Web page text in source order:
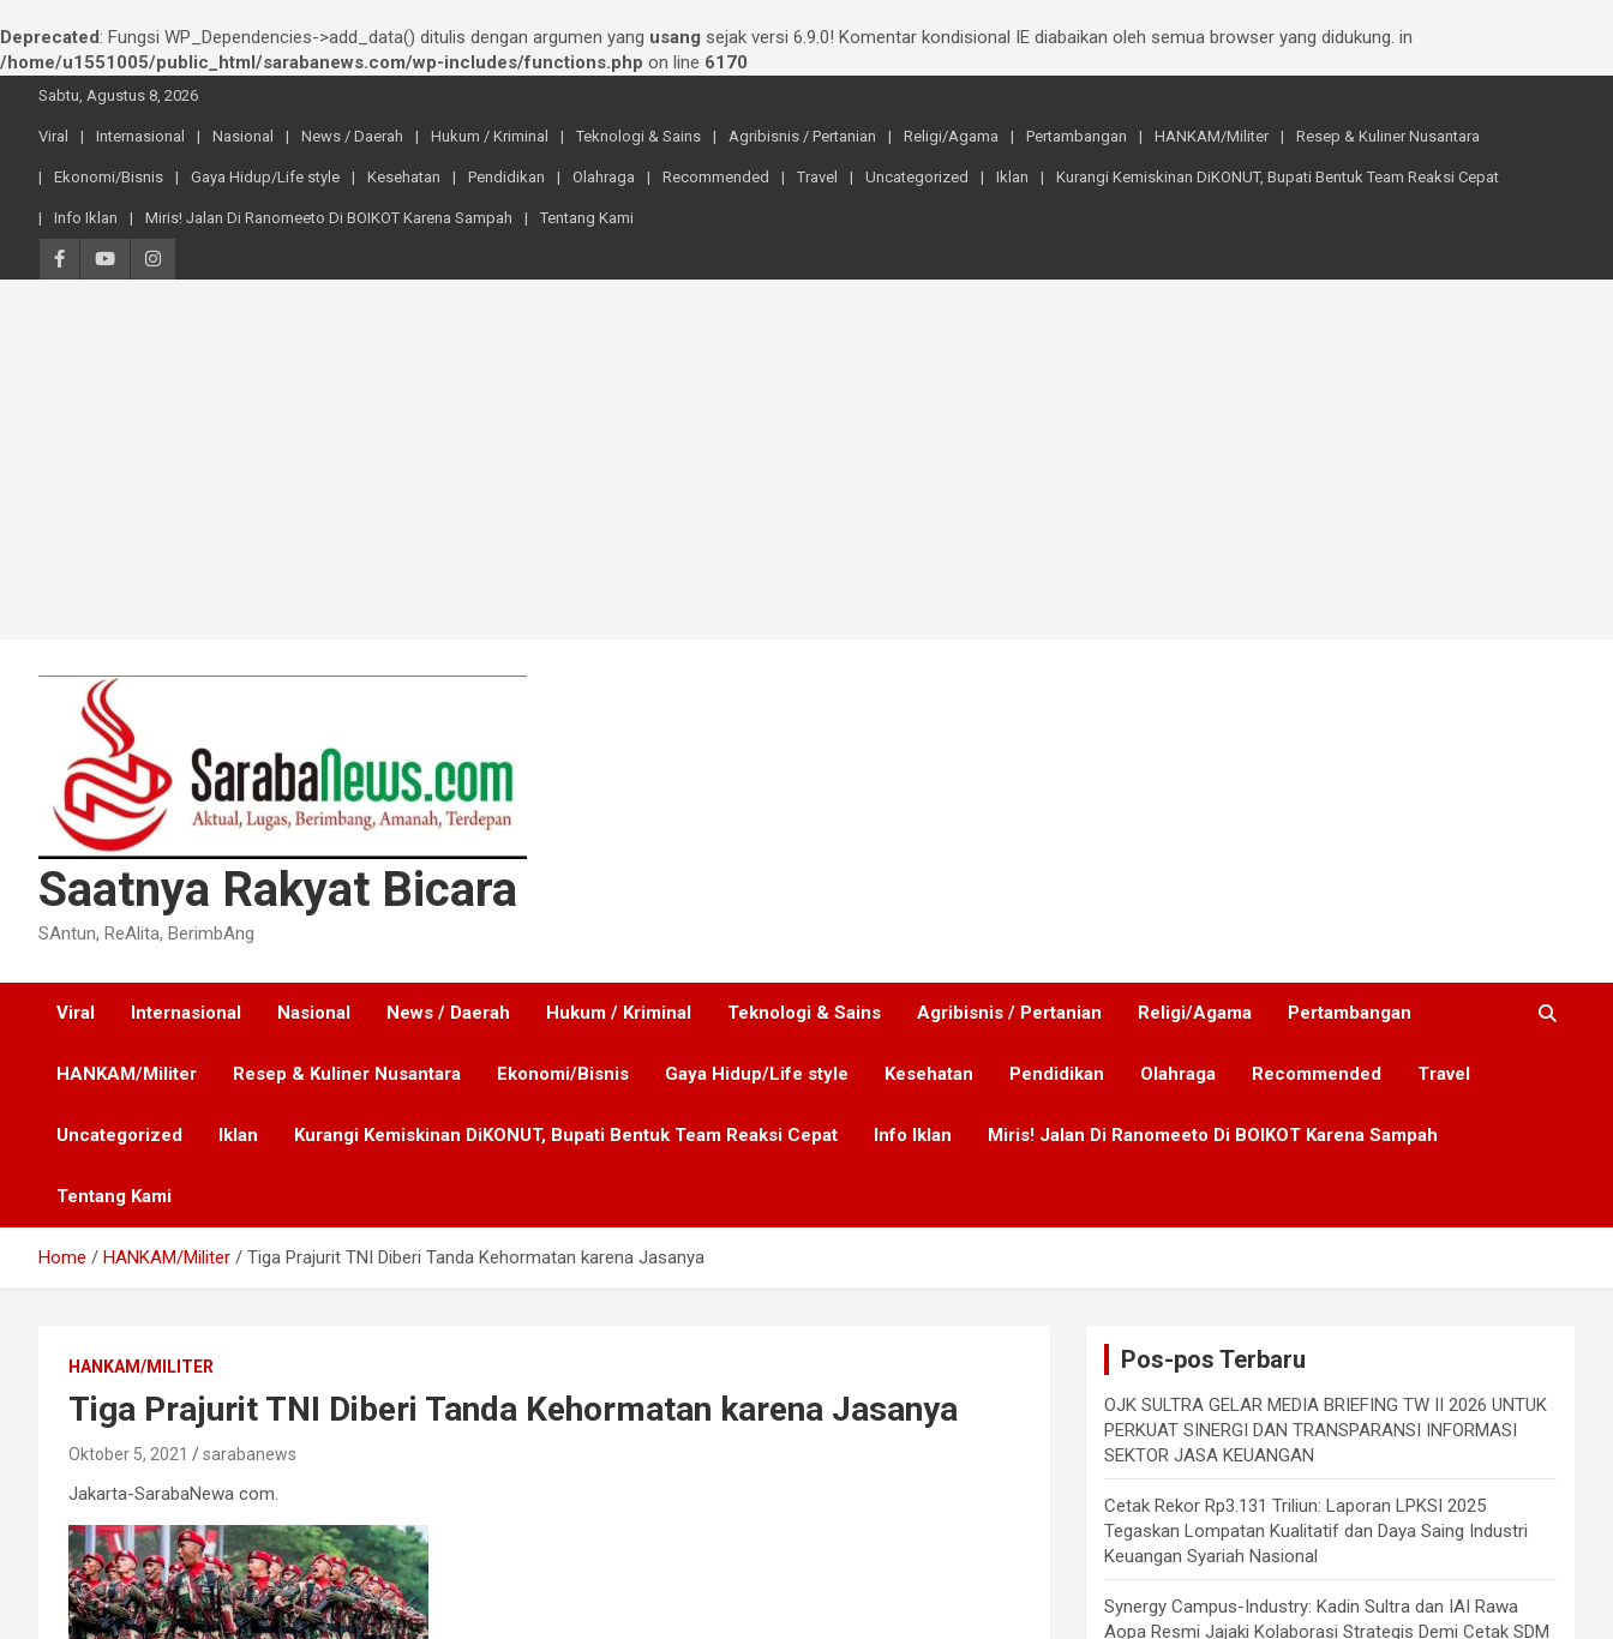
Deprecated: Fungsi WP_Dependencies->add_data() ditulis dengan argumen yang usang sejak versi 6.9.0! Komentar kondisional IE diabaikan oleh semua browser yang didukung. in
/home/u1551005/public_html/sarabanews.com/wp-includes/functions.php on line 6170
content
Sabtu, Agustus 8, 2026
Viral Internasional Nasional News / Daerah Hukum / Kriminal Teknologi & Sains Agribisnis / Pertanian Religi/Agama Pertambangan HANKAM/Militer Resep & Kuliner Nusantara
Ekonomi/Bisnis Gaya Hidup/Life style Kesehatan Pendidikan Olahraga Recommended Travel Uncategorized Iklan Kurangi Kemiskinan DiKONUT, Bupati Bentuk Team Reaksi Cepat
Info Iklan Miris! Jalan Di Ranomeeto Di BOIKOT Karena Sampah Tentang Kami
Saatnya Rakyat Bicara
SAntun, ReAlita, BerimbAng
Viral Internasional Nasional News / Daerah Hukum / Kriminal Teknologi & Sains Agribisnis / Pertanian Religi/Agama Pertambangan
HANKAM/Militer Resep & Kuliner Nusantara Ekonomi/Bisnis Gaya Hidup/Life style Kesehatan Pendidikan Olahraga Recommended Travel
Uncategorized Iklan Kurangi Kemiskinan DiKONUT, Bupati Bentuk Team Reaksi Cepat Info Iklan Miris! Jalan Di Ranomeeto Di BOIKOT Karena Sampah
Tentang Kami
Home HANKAM/Militer Tiga Prajurit TNI Diberi Tanda Kehormatan karena Jasanya
HANKAM/MILITER
Tiga Prajurit TNI Diberi Tanda Kehormatan karena Jasanya
Oktober 5, 2021 sarabanews
Jakarta-SarabaNewa com.
Pos-pos Terbaru
OJK SULTRA GELAR MEDIA BRIEFING TW II 2026 UNTUK
PERKUAT SINERGI DAN TRANSPARANSI INFORMASI
SEKTOR JASA KEUANGAN
Cetak Rekor Rp3.131 Triliun: Laporan LPKSI 2025
Tegaskan Lompatan Kualitatif dan Daya Saing Industri
Keuangan Syariah Nasional
Synergy Campus-Industry: Kadin Sultra dan IAI Rawa
Aopa Resmi Jajaki Kolaborasi Strategis Demi Cetak SDM